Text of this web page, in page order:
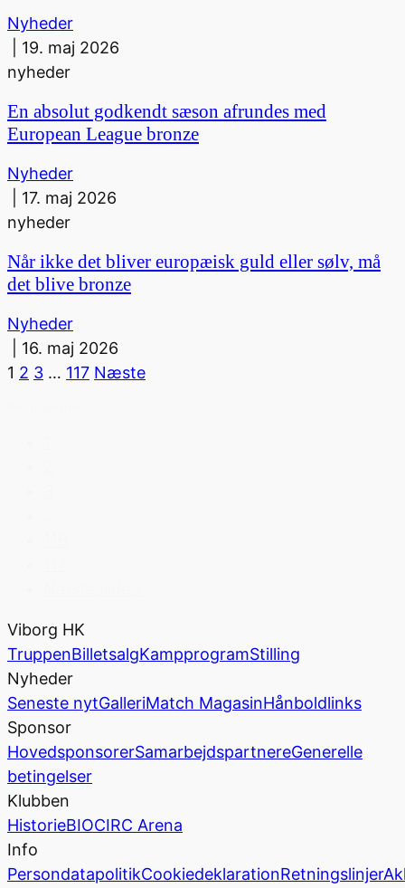
Nyheder
19. maj 2026
nyheder
En absolut godkendt sæson afrundes med
European League bronze
Nyheder
17. maj 2026
nyheder
Når ikke det bliver europæisk guld eller sølv, må
det blive bronze
Nyheder
16. maj 2026
1 2 3 … 117 Næste
Viborg HK
TruppenBilletsalgKampprogramStilling
Nyheder
Seneste nytGalleriMatch MagasinHånboldlinks
Sponsor
HovedsponsorerSamarbejdspartnereGenerelle
betingelser
Klubben
HistorieBIOCIRC Arena
Info
PersondatapolitikCookiedeklarationRetningslinjer